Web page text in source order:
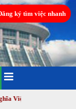
ký tìm việc nhanh
(2/9/1945 - 2/9/